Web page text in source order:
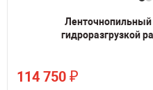
Ленточнопильный
гидроразгрузкой
114 750 ₽